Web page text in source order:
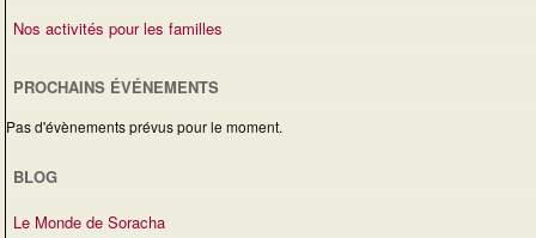
Nos activités pour les familles
PROCHAINS ÉVÉNEMENTS
Pas d'évènements prévus pour le moment.
BLOG
Le Monde de Soracha